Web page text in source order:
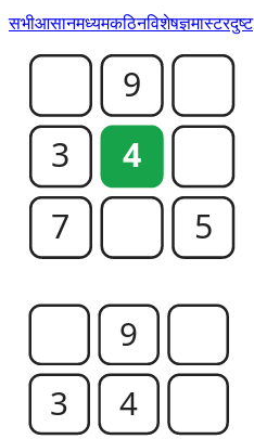
सभीआसानमध्यमकठिनविशेषज्ञमास्टरदुष्ट